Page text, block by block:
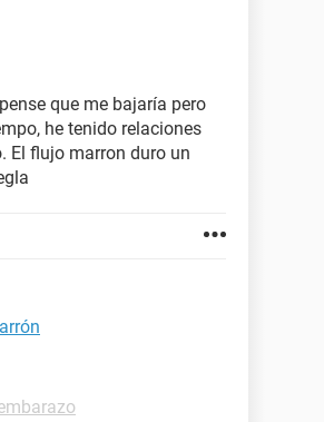
que me bajaría pero
he tenido relaciones
El flujo marron duro un